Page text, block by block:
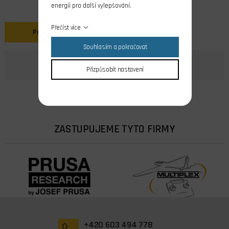
Popis
ZASTUPUJEME TYTO FIRMY
+420 603 494 778
energii pro další vylepšování.
Přečíst více
Souhlasím a pokračovat
Přizpůsobit nastavení